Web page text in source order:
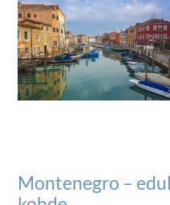
Montenegro –